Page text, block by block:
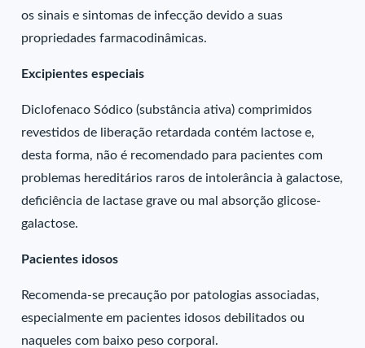
os sinais e sintomas de infecção devido a suas
propriedades farmacodinâmicas.
Excipientes especiais
Diclofenaco Sódico (substância ativa) comprimidos
revestidos de liberação retardada contém lactose e,
desta forma, não é recomendado para pacientes com
problemas hereditários raros de intolerância à galactose,
deficiência de lactase grave ou mal absorção glicose-
galactose.
Pacientes idosos
Recomenda-se precaução por patologias associadas,
especialmente em pacientes idosos debilitados ou
naqueles com baixo peso corporal.